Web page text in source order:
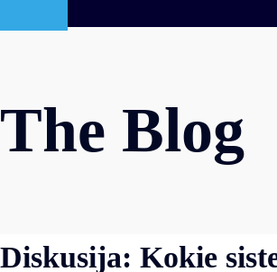
The Blog
Diskusija: Kokie